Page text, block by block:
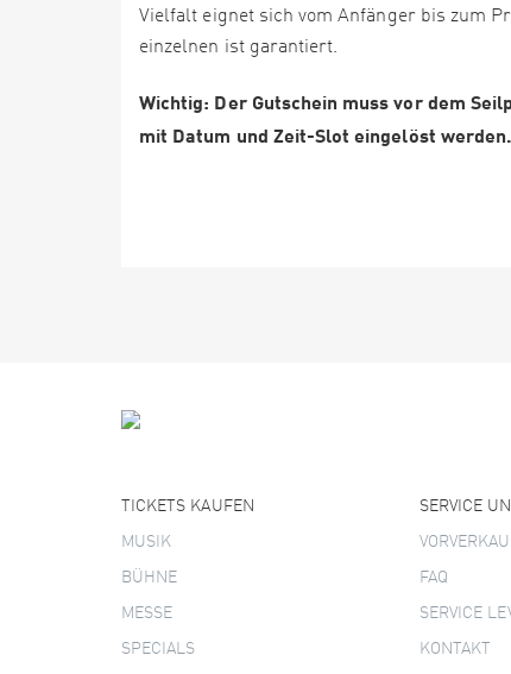
Vielfalt eignet sich vom Anfänger bis zum
einzelnen ist garantiert.
Wichtig: Der Gutschein muss vor dem
mit Datum und Zeit-Slot eingelöst werden.
TICKETS KAUFEN
MUSIK
BÜHNE
MESSE
SPECIALS
SERVICE
FAQ
SERVICE
KONTAKT